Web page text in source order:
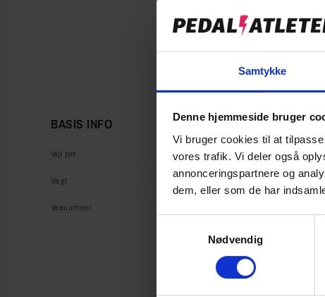
Samtykke
Denne hjemmeside bruger
Vi bruger cookies til at
vores trafik. Vi deler også
annonceringspartnere og
dem, eller som de har
Nødvendig
BASIS INFO
Vejl pris
Vægt
Varenummer